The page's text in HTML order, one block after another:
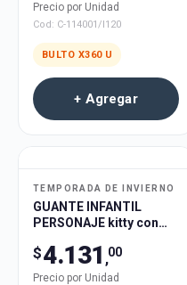
Precio por Unidad
Cod: C-114001/I120
BULTO X360 U
+ Agregar
TEMPORADA DE INVIERNO
GUANTE INFANTIL
PERSONAJE kitty con
$4.131 ,00
Precio por Unidad